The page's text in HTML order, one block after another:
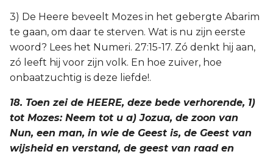
3) De Heere beveelt Mozes in het gebergte Abarim
te gaan, om daar te sterven. Wat is nu zijn eerste
woord? Lees het Numeri. 27:15-17. Zó denkt hij aan,
zó leeft hij voor zijn volk. En hoe zuiver, hoe
onbaatzuchtig is deze liefde!.
18. Toen zei de HEERE, deze bede verhorende, 1)
tot Mozes: Neem tot u a) Jozua, de zoon van
Nun, een man, in wie de Geest is, de Geest van
wijsheid en verstand, de geest van raad en